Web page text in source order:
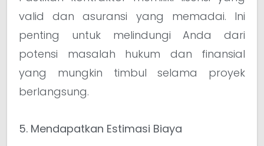
valid dan asuransi yang memadai. Ini
penting untuk melindungi Anda dari
potensi masalah hukum dan finansial
yang mungkin timbul selama proyek
berlangsung.
5. Mendapatkan Estimasi Biaya